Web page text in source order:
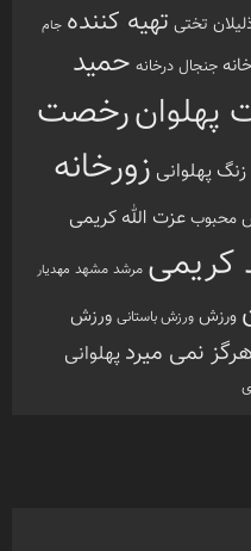
تختی تهیه کننده جام
جنجال درخانه حمید
رخصت
زنگ پهلوانی زورخانه
محبوبعزت الله کریمی
کریمی مرشد مشهد مهدیار
ورزش ورزش باستانی ورزش
نمی میرد پهلوانی